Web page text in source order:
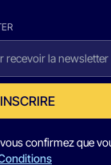
confirmez que